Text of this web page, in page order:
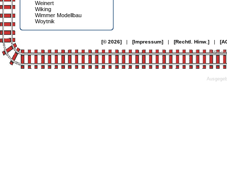
Weinert
Wiking
Wimmer Modellbau
Woytnik
[© 2026]| [Impressum]| [Rechtl. Hinw.]|
©